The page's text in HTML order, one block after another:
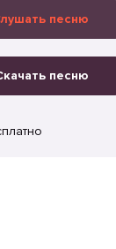
песню
песню